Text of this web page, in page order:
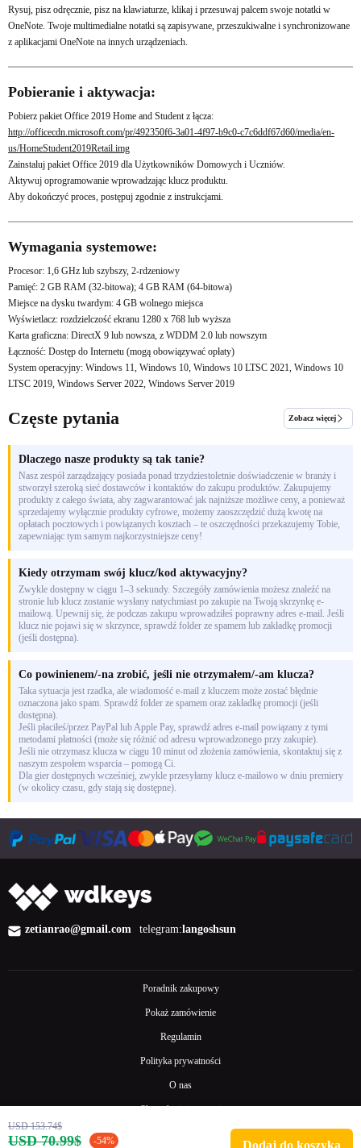
Rysuj, pisz odręcznie, pisz na klawiaturze, klikaj i przesuwaj palcem swoje notatki w
OneNote. Twoje multimedialne notatki są zapisywane, przeszukiwalne i synchronizowane
z aplikacjami OneNote na innych urządzeniach.
Pobieranie i aktywacja:
Pobierz pakiet Office 2019 Home and Student z łącza:
http://officecdn.microsoft.com/pr/492350f6-3a01-4f97-b9c0-c7c6ddf67d60/media/en-
us/HomeStudent2019Retail.img
Zainstaluj pakiet Office 2019 dla Użytkowników Domowych i Uczniów.
Aktywuj oprogramowanie wprowadzając klucz produktu.
Aby dokończyć proces, postępuj zgodnie z instrukcjami.
Wymagania systemowe:
Procesor: 1,6 GHz lub szybszy, 2-rdzeniowy
Pamięć: 2 GB RAM (32-bitowa); 4 GB RAM (64-bitowa)
Miejsce na dysku twardym: 4 GB wolnego miejsca
Wyświetlacz: rozdzielczość ekranu 1280 x 768 lub wyższa
Karta graficzna: DirectX 9 lub nowsza, z WDDM 2.0 lub nowszym
Łączność: Dostęp do Internetu (mogą obowiązywać opłaty)
System operacyjny: Windows 11, Windows 10, Windows 10 LTSC 2021, Windows 10
LTSC 2019, Windows Server 2022, Windows Server 2019
Częste pytania Zobacz więcej
Dlaczego nasze produkty są tak tanie?
Nasz zespół zarządzający posiada ponad trzydziestoletnie doświadczenie w branży i
stworzył szeroką sieć dostawców i kontaktów do zakupu produktów. Zakupujemy
produkty z całego świata, aby zagwarantować jak najniższe możliwe ceny, a ponieważ
sprzedajemy wyłącznie produkty cyfrowe, możemy zaoszczędzić dużą kwotę na
opłatach pocztowych i powiązanych kosztach – te oszczędności przekazujemy Tobie,
zapewniając tym samym najkorzystniejsze ceny!
Kiedy otrzymam swój klucz/kod aktywacyjny?
Zwykle dostępny w ciągu 1–3 sekundy. Szczegóły zamówienia możesz znaleźć na
stronie lub klucz zostanie wysłany natychmiast po zakupie na Twoją skrzynkę e-
mailową. Upewnij się, że podczas zakupu wprowadziłeś poprawny adres e-mail. Jeśli
klucz nie pojawi się w skrzynce, sprawdź folder ze spamem lub zakładkę promocji
(jeśli dostępna).
Co powinienem/-na zrobić, jeśli nie otrzymałem/-am klucza?
Taka sytuacja jest rzadka, ale wiadomość e-mail z kluczem może zostać błędnie
oznaczona jako spam. Sprawdź folder ze spamem oraz zakładkę promocji (jeśli
dostępna).
Jeśli płaciłeś/przez PayPal lub Apple Pay, sprawdź adres e-mail powiązany z tymi
metodami płatności (może się różnić od adresu wprowadzonego przy zakupie).
Jeśli nie otrzymasz klucza w ciągu 10 minut od złożenia zamówienia, skontaktuj się z
naszym zespołem wsparcia – pomogą Ci.
Dla gier dostępnych wcześniej, zwykle przesyłamy klucz e-mailowo w dniu premiery
(w okolicy czasu, gdy stają się dostępne).
zetianrao@gmail.com telegram:langoshsun
Poradnik zakupowy
Pokaż zamówienie
Regulamin
Polityka prywatności
O nas
Skontaktuj się z nami
USD 153.74$
USD 70.99$ -54% Dodaj do koszyka